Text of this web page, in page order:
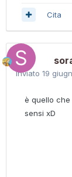
Cita
Inviato 19
è quello
sensi xD